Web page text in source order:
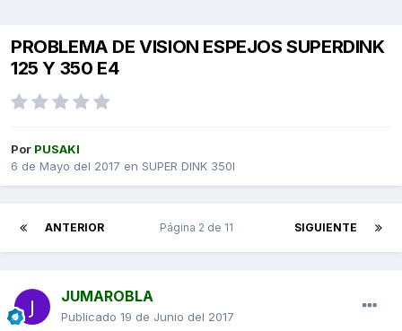
PROBLEMA DE VISION ESPEJOS SUPERDINK
125 Y 350 E4
Por PUSAKI
6 de Mayo del 2017 en SUPER DINK 350I
ANTERIOR SIGUIENTE
Página 2 de 11
JUMAROBLA
Publicado 19 de Junio del 2017